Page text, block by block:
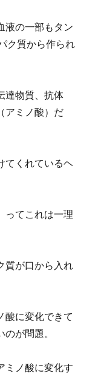
液の一部もタン
ク質から作られ
達物質、抗体
アミノ酸）だ
てくれているヘ
ってこれは一理
質が口から入れ
酸に変化できて
が問題。
ミノ酸に変化す